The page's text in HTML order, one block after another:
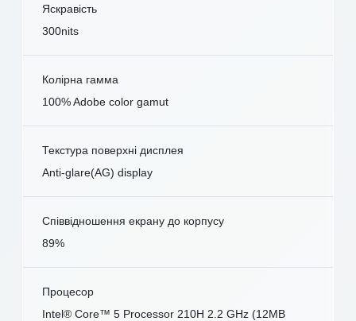
Яскравість
300nits
Колірна гамма
100% Adobe color gamut
Текстура поверхні дисплея
Anti-glare(AG) display
Співвідношення екрану до корпусу
89%
Процесор
Intel® Core™ 5 Processor 210H 2.2 GHz (12MB